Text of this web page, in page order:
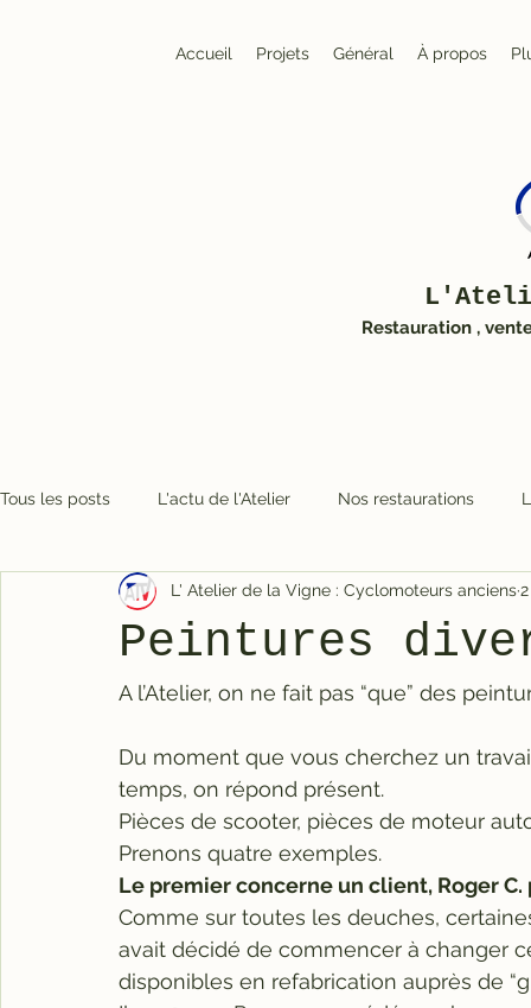
Accueil Projets Général À propos
Restauration ,
Tous les posts L'actu de l'Atelier Nos restaurations
Peintures
L' Atelier de la Vigne : Cyclomoteurs anciens
A l’Atelier, on ne fait pas “que” des
Du moment que vous cherchez un
temps, on répond présent.
Pièces de scooter, pièces de moteur
Prenons quatre exemples.
Le premier concerne un client, Roger C.
Comme sur toutes les deuches,
avait décidé de commencer à changer
disponibles en refabrication auprès de